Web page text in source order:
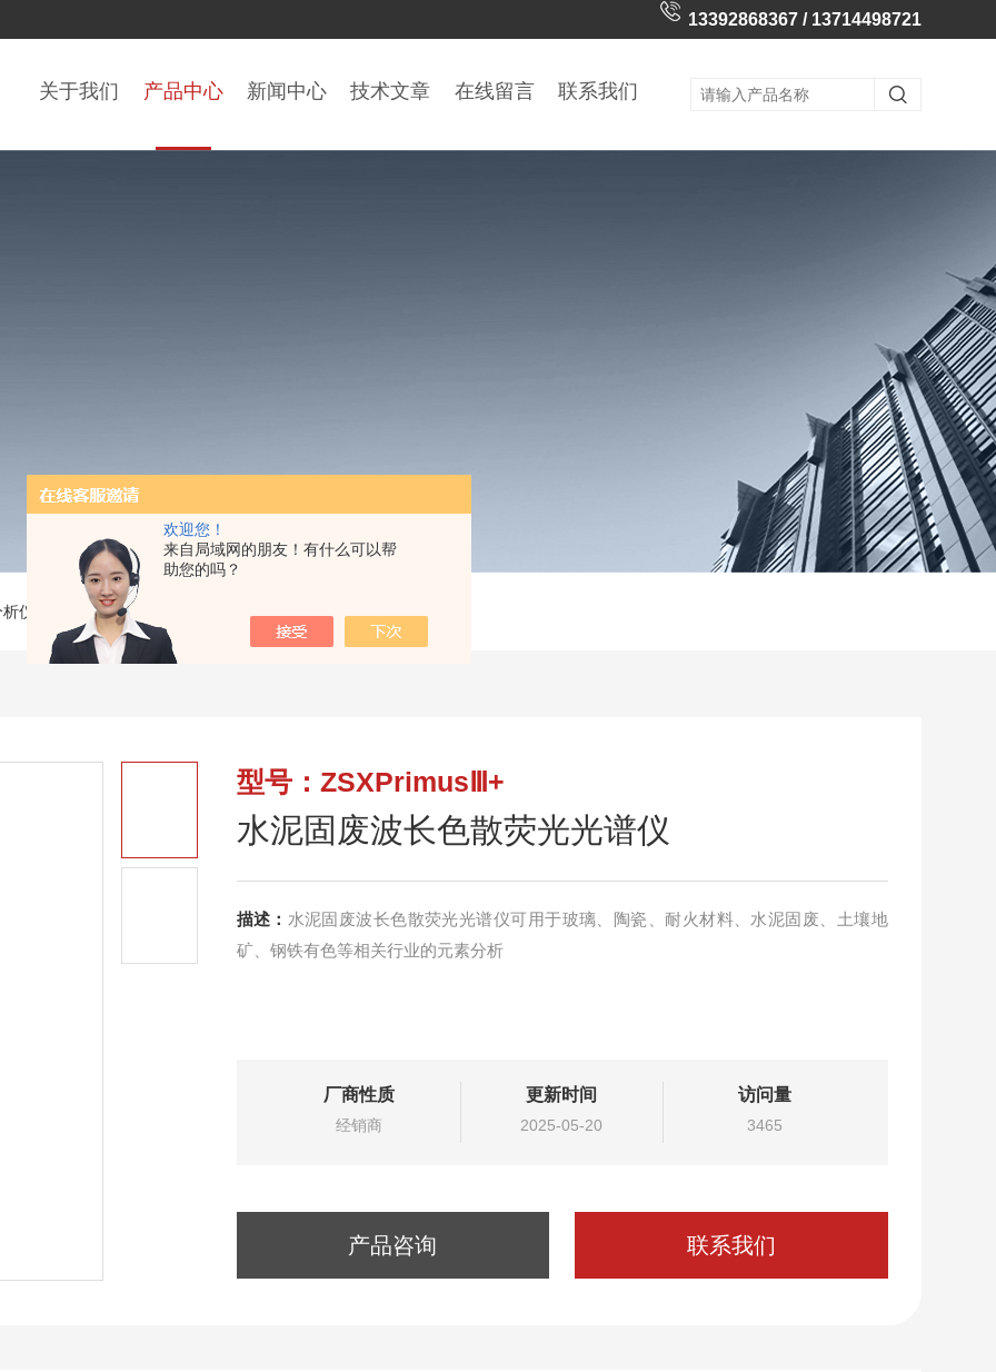
欢迎您！
来自局域网的朋友！有什么可以帮
助您的吗？
13392868367 / 13714498721
关于我们 产品中心 新闻中心 技术文章 在线留言 联系我们
仪 ZSXPrimusⅢ+水泥固废波长色散荧光光谱仪
型号：ZSXPrimusⅢ+
水泥固废波长色散荧光光谱仪
描述： 水泥固废波长色散荧光光谱仪可用于玻璃、陶瓷、耐火材料、水泥固废、土壤地
矿、钢铁有色等相关行业的元素分析
厂商性质
经销商
更新时间
2025-05-20
访问量
3465
产品咨询 联系我们